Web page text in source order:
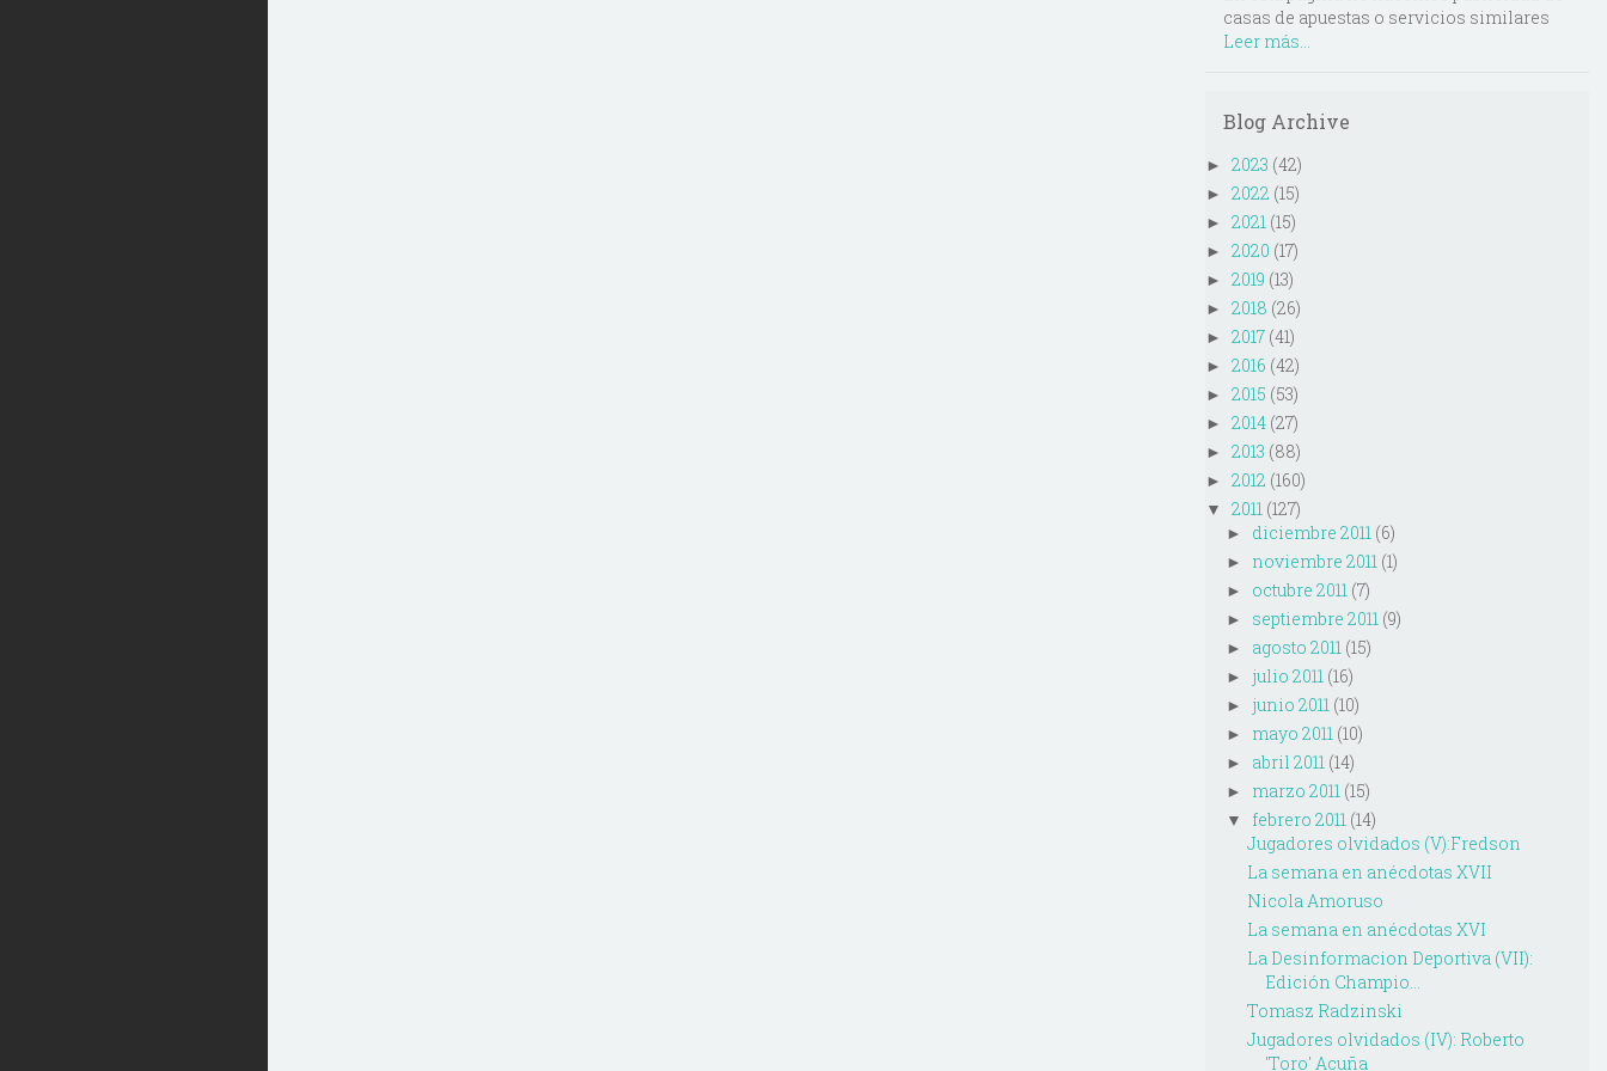
casas de apuestas o servicios similares
Leer más...
Blog Archive
► 2023 (42)
► 2022 (15)
► 2021 (15)
► 2020 (17)
► 2019 (13)
► 2018 (26)
► 2017 (41)
► 2016 (42)
► 2015 (53)
► 2014 (27)
► 2013 (88)
► 2012 (160)
▼ 2011 (127)
► diciembre 2011 (6)
► noviembre 2011 (1)
► octubre 2011 (7)
► septiembre 2011 (9)
► agosto 2011 (15)
► julio 2011 (16)
► junio 2011 (10)
► mayo 2011 (10)
► abril 2011 (14)
► marzo 2011 (15)
▼ febrero 2011 (14)
Jugadores olvidados (V):Fredson
La semana en anécdotas XVII
Nicola Amoruso
La semana en anécdotas XVI
La Desinformacion Deportiva (VII):
Edición Champio...
Tomasz Radzinski
Jugadores olvidados (IV): Roberto
'Toro' Acuña